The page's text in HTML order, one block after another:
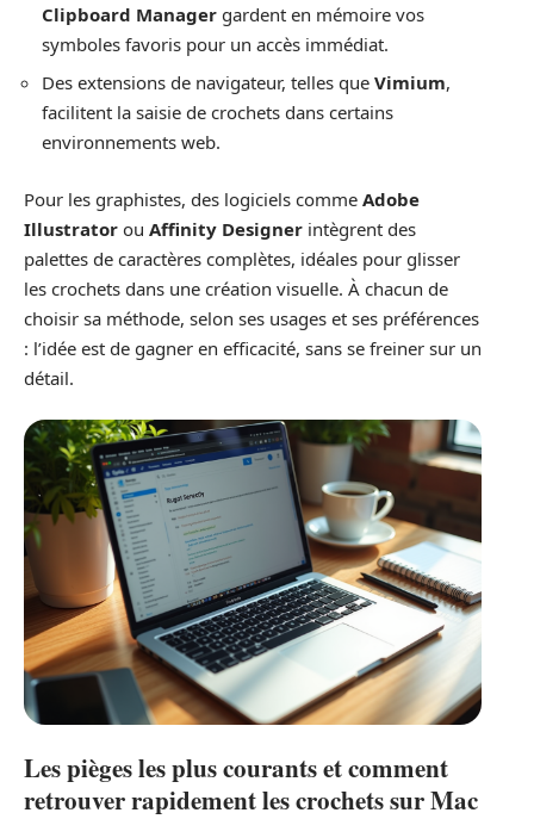
Clipboard Manager gardent en mémoire vos
symboles favoris pour un accès immédiat.
Des extensions de navigateur, telles que Vimium,
facilitent la saisie de crochets dans certains
environnements web.
Pour les graphistes, des logiciels comme Adobe
Illustrator ou Affinity Designer intègrent des
palettes de caractères complètes, idéales pour glisser
les crochets dans une création visuelle. À chacun de
choisir sa méthode, selon ses usages et ses préférences
: l’idée est de gagner en efficacité, sans se freiner sur un
détail.
Les pièges les plus courants et comment
retrouver rapidement les crochets sur Mac